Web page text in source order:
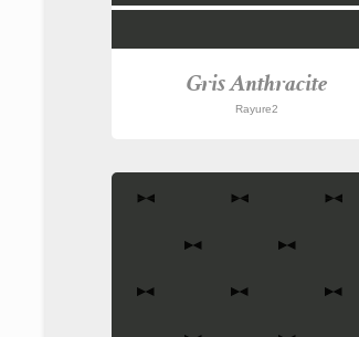
Gris Anthracite
Rayure2